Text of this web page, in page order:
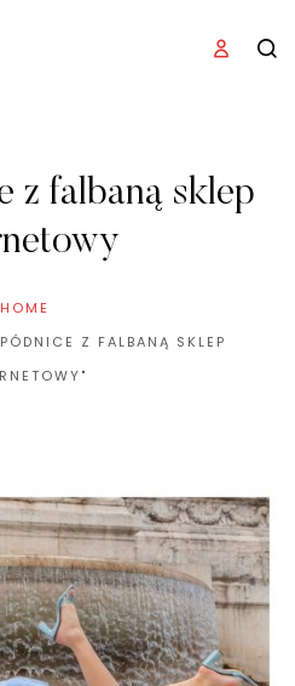
z falbaną sklep
HOME
Z FALBANĄ SKLEP